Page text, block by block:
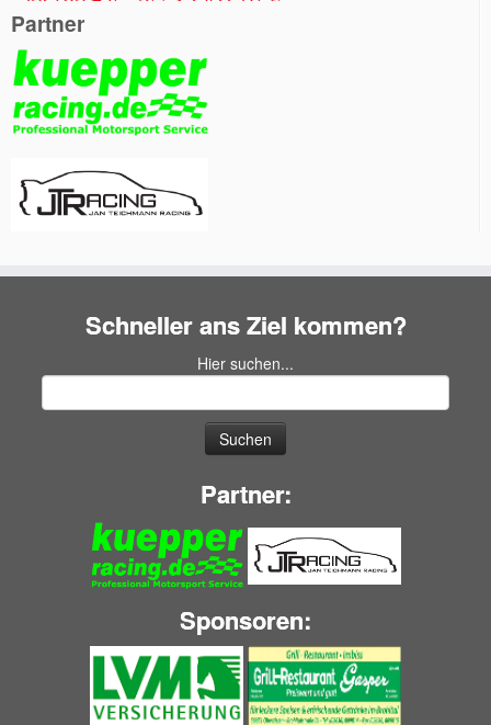
Partner
Schneller ans Ziel kommen?
Hier suchen...
Suchen
Partner:
Sponsoren: